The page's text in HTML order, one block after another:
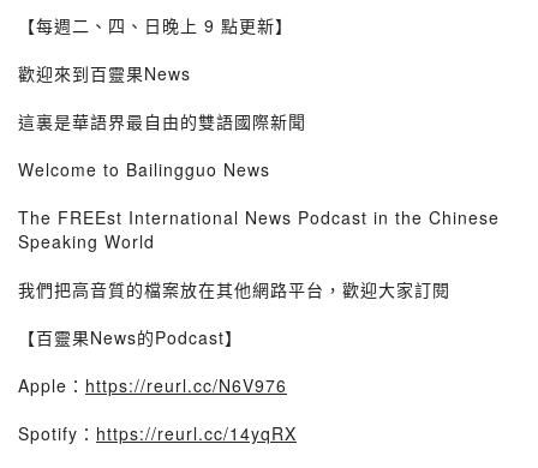
【每週二、四、日晚上 9 點更新】
歡迎來到百靈果News
這裏是華語界最自由的雙語國際新聞
Welcome to Bailingguo News
The FREEst International News Podcast in the Chinese
Speaking World
我們把高音質的檔案放在其他網路平台，歡迎大家訂閱
【百靈果News的Podcast】
Apple： https://reurl.cc/N6V976
Spotify： https://reurl.cc/14yqRX